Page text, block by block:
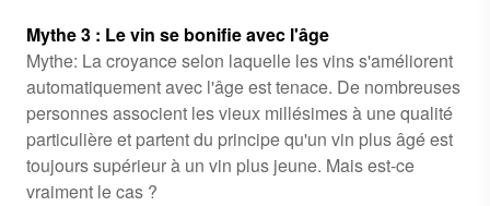
Mythe 3 : Le vin se bonifie avec l'âge
Mythe: La croyance selon laquelle les vins s'améliorent
automatiquement avec l'âge est tenace. De nombreuses
personnes associent les vieux millésimes à une qualité
particulière et partent du principe qu'un vin plus âgé est
toujours supérieur à un vin plus jeune. Mais est-ce
vraiment le cas ?